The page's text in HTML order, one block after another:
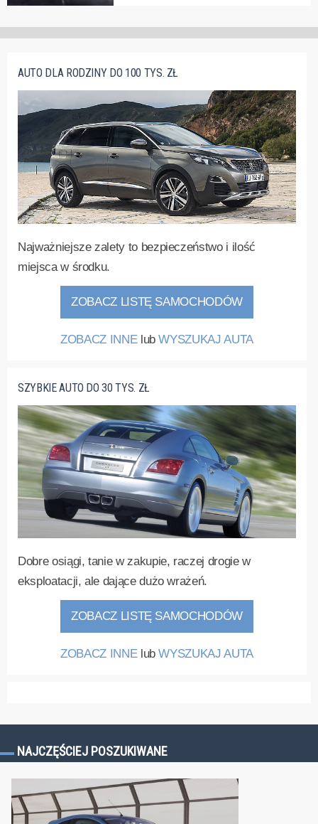
AUTO DLA RODZINY DO 100 TYS. ZŁ
Najważniejsze zalety to bezpieczeństwo i ilość
miejsca w środku.
ZOBACZ LISTĘ SAMOCHODÓW
ZOBACZ INNElubWYSZUKAJ AUTA
SZYBKIE AUTO DO 30 TYS. ZŁ
Dobre osiągi, tanie w zakupie, raczej drogie w
eksploatacji, ale dające dużo wrażeń.
ZOBACZ LISTĘ SAMOCHODÓW
ZOBACZ INNElubWYSZUKAJ AUTA
NAJCZĘŚCIEJ POSZUKIWANE